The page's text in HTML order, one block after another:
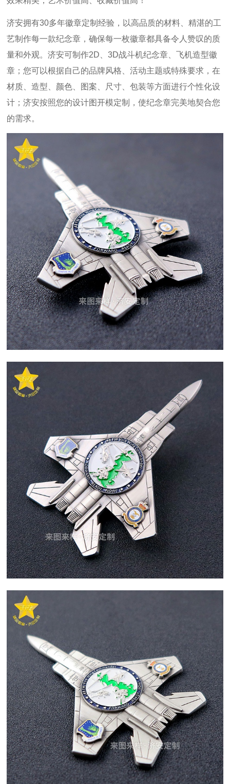
济安拥有30多年徽章定制经验，以高品质的材料、精湛的工
艺制作每一款纪念章，确保每一枚徽章都具备令人赞叹的质
量和外观。济安可制作2D、3D战斗机纪念章、飞机造型徽
章；您可以根据自己的品牌风格、活动主题或特殊要求，在
材质、造型、颜色、图案、尺寸、包装等方面进行个性化设
计；济安按照您的设计图开模定制，使纪念章完美地契合您
的需求。